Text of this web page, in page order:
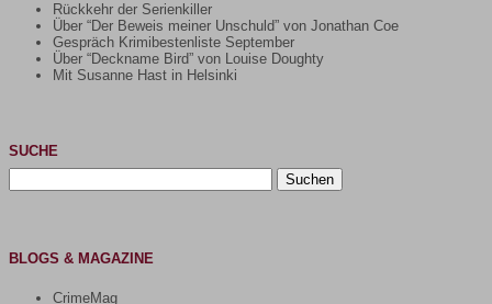
Rückkehr der Serienkiller
Über “Der Beweis meiner Unschuld” von Jonathan Coe
Gespräch Krimibestenliste September
Über “Deckname Bird” von Louise Doughty
Mit Susanne Hast in Helsinki
SUCHE
nach:
BLOGS & MAGAZINE
CrimeMag